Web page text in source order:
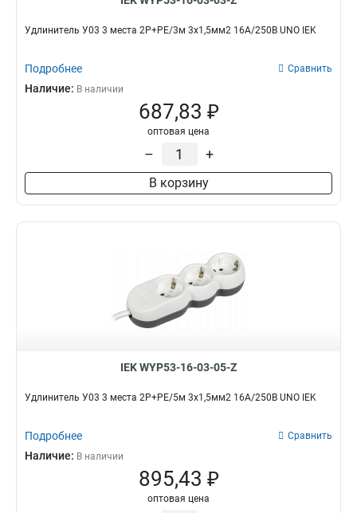
Удлинитель У03 3 места 2P+PE/3м 3х1,5мм2 16А/250В UNO IEK
Подробнее Сравнить
Наличие: В наличии
687,83 ₽
оптовая цена
– +
В корзину
IEK WYP53-16-03-05-Z
Удлинитель У03 3 места 2P+PE/5м 3х1,5мм2 16А/250В UNO IEK
Подробнее Сравнить
Наличие: В наличии
895,43 ₽
оптовая цена